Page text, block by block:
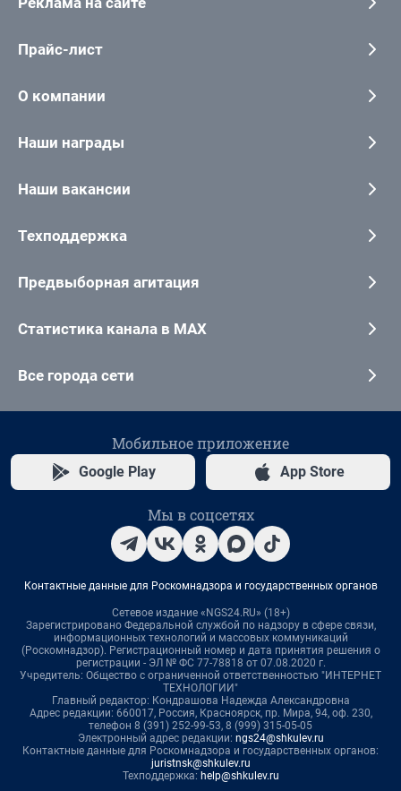
Прайс-лист
О компании
Наши награды
Наши вакансии
Техподдержка
Предвыборная агитация
Статистика канала в MAX
Все города сети
Мобильное приложение
Google Play App Store
Мы в соцсетях
Контактные данные для Роскомнадзора и государственных органов
Сетевое издание «NGS24.RU» (18+)
Зарегистрировано Федеральной службой по надзору в сфере связи,
информационных технологий и массовых коммуникаций
(Роскомнадзор). Регистрационный номер и дата принятия решения о
регистрации - ЭЛ № ФС 77-78818 от 07.08.2020 г.
Учредитель: Общество с ограниченной ответственностью "ИНТЕРНЕТ
ТЕХНОЛОГИИ"
Главный редактор: Кондрашова Надежда Александровна
Адрес редакции: 660017, Россия, Красноярск, пр. Мира, 94, оф. 230,
телефон 8 (391) 252-99-53, 8 (999) 315-05-05
Электронный адрес редакции: ngs24@shkulev.ru
Контактные данные для Роскомнадзора и государственных органов:
juristnsk@shkulev.ru
Техподдержка: help@shkulev.ru